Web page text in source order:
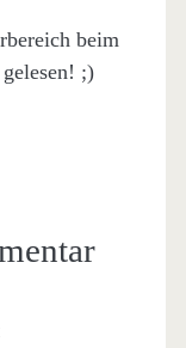
beim
;)